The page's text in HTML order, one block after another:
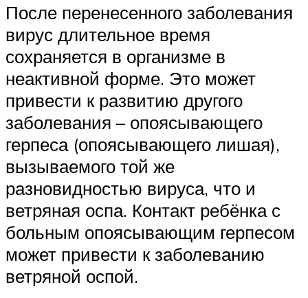
После перенесенного заболевания
вирус длительное время
сохраняется в организме в
неактивной форме. Это может
привести к развитию другого
заболевания – опоясывающего
герпеса (опоясывающего лишая),
вызываемого той же
разновидностью вируса, что и
ветряная оспа. Контакт ребёнка с
больным опоясывающим герпесом
может привести к заболеванию
ветряной оспой.